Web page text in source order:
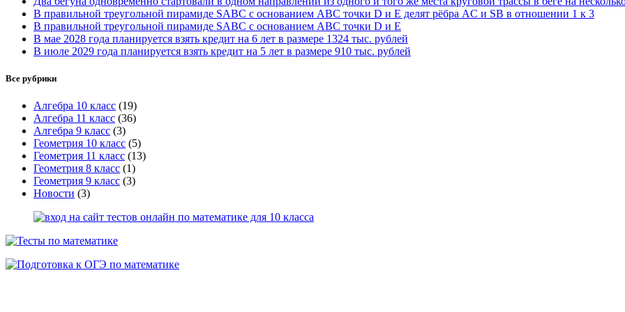
В правильной треугольной пирамиде SABC с основанием АВС точки D и E делят рёбра AC и SB в отношении 1 к 3
В правильной треугольной пирамиде SABC с основанием АВС точки D и E
В мае 2028 года планируется взять кредит на 6 лет в размере 1324 тыс. рублей
В июле 2029 года планируется взять кредит на 5 лет в размере 910 тыс. рублей
Все рубрики
Алгебра 10 класс (19)
Алгебра 11 класс (36)
Алгебра 9 класс (3)
Геометрия 10 класс (5)
Геометрия 11 класс (13)
Геометрия 8 класс (1)
Геометрия 9 класс (3)
Новости (3)